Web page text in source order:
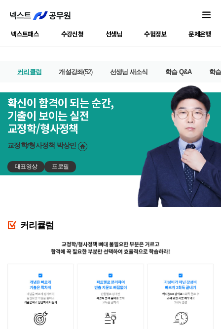
넥스트패스 수강신청 선생님 수험정보 문제은행
커리큘럼 개설강좌(52) 선생님 새소식 학습 Q&A 학
확신이 합격이 되는 순간,
기출이 보이는 실전
교정학/형사정책
교정학/형사정책 박상민
대표영상 프로필
커리큘럼